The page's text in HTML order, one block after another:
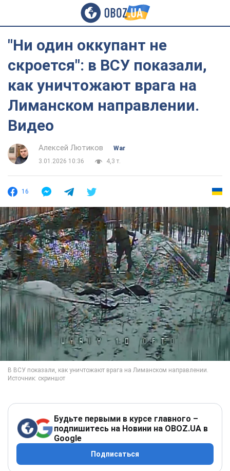
"Ни один оккупант не
скроется": в ВСУ показали,
как уничтожают врага на
Лиманском направлении.
Видео
Алексей Лютиков
War
3.01.2026 10:36
4,3 т.
16
Будьте первыми в курсе главного –
подпишитесь на Новини на OBOZ.UA в
Google
Подписаться